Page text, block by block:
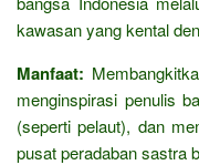
kawasan yang kental
Manfaat:
menginspirasi penulis
(seperti pelaut), dan
pusat peradaban sastra